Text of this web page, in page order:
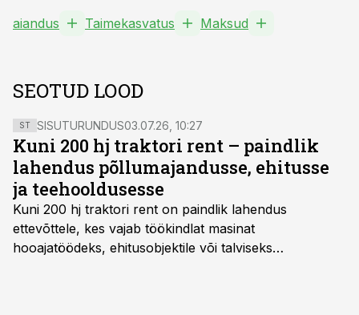
aiandus Taimekasvatus Maksud
SEOTUD LOOD
ST SISUTURUNDUS03.07.26, 10:27
Kuni 200 hj traktori rent – paindlik
lahendus põllumajandusse, ehitusse
ja teehooldusesse
Kuni 200 hj traktori rent on paindlik lahendus
ettevõttele, kes vajab töökindlat masinat
hooajatöödeks, ehitusobjektile või talviseks